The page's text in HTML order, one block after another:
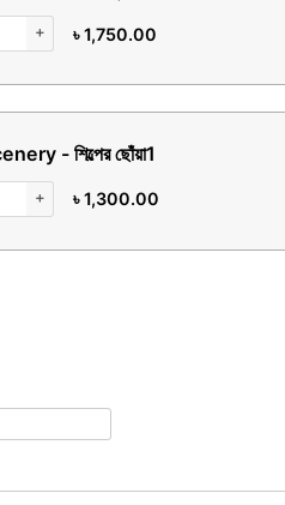
+ ৳1,750.00
- শিল্পের ছোঁয়া1
+ ৳1,300.00